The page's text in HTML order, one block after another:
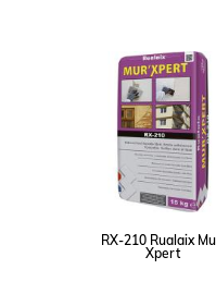
RX-210 Rualaix
Xpert